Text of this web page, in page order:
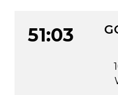
51:03